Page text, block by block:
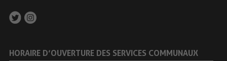
HORAIRE D’OUVERTURE DES SERVICES COMMUNAUX